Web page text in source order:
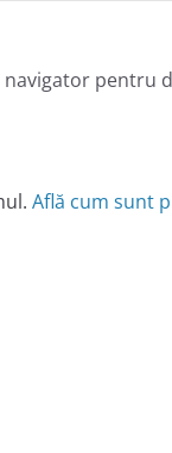
pentru
Află cum sunt